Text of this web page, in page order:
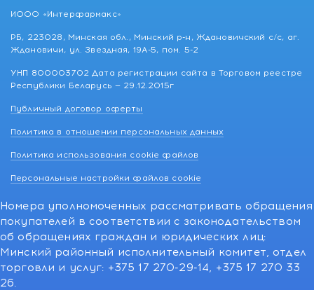
ИООО «Интерфармакс»
РБ, 223028, Минская обл., Минский р-н, Ждановичский с/с, аг.
Ждановичи, ул. Звездная, 19А-5, пом. 5-2
УНП 800003702 Дата регистрации сайта в Торговом реестре
Республики Беларусь — 29.12.2015г
Публичный договор оферты
Политика в отношении персональных данных
Политика использования cookie файлов
Персональные настройки файлов cookie
Номера уполномоченных рассматривать обращения
покупателей в соответствии с законодательством
об обращениях граждан и юридических лиц:
Минский районный исполнительный комитет, отдел
торговли и услуг: +375 17 270-29-14, +375 17 270 33
26.